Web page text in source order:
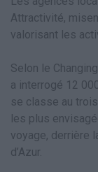
Attractivité,
valorisant les
Selon le
a interrogé 12
se classe au
les plus
voyage, derrière
d’Azur.